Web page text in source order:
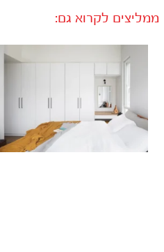
ממליצים לקרוא גם: